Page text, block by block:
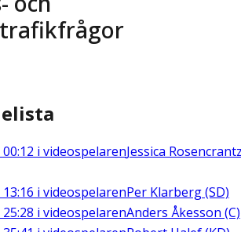
00:12 i videospelarenJessica
13:16 i videospelarenPer Klarberg (SD)
25:28 i videospelarenAnders Åkesson (C)